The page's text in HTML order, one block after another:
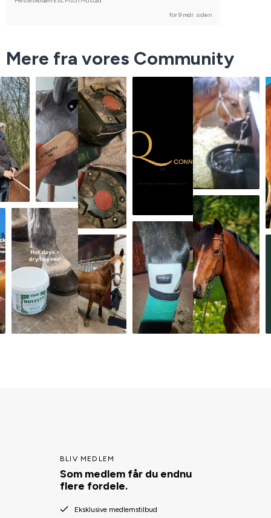
for 9 mdr. siden
Mere fra vores Community
BLIV MEDLEM
Som medlem får du endnu
flere fordele.
Eksklusive medlemstilbud